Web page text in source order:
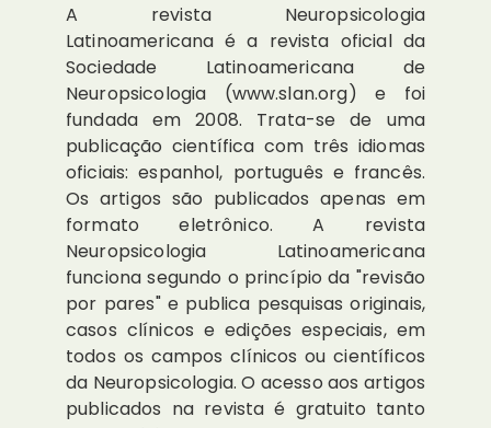
A revista Neuropsicologia
Latinoamericana é a revista oficial da
Sociedade Latinoamericana de
Neuropsicologia (www.slan.org) e foi
fundada em 2008. Trata-se de uma
publicação científica com três idiomas
oficiais: espanhol, português e francês.
Os artigos são publicados apenas em
formato eletrônico. A revista
Neuropsicologia Latinoamericana
funciona segundo o princípio da "revisão
por pares" e publica pesquisas originais,
casos clínicos e edições especiais, em
todos os campos clínicos ou científicos
da Neuropsicologia. O acesso aos artigos
publicados na revista é gratuito tanto